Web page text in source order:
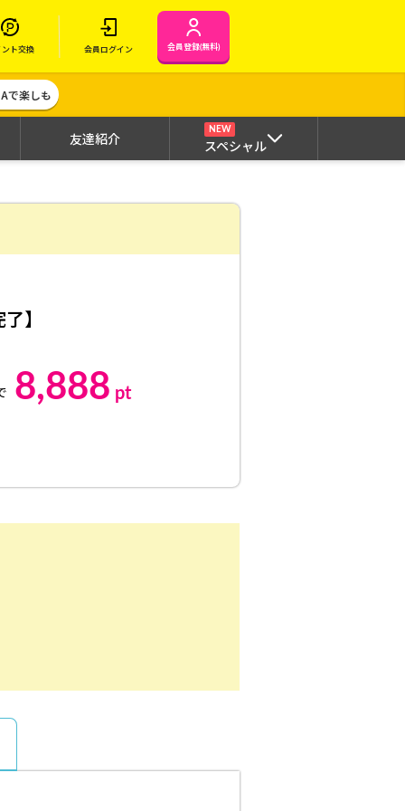
ント交換 会員ログイン 会員登録(無料)
で楽しも
友達紹介
NEW
スペシャル
】
8,888 pt